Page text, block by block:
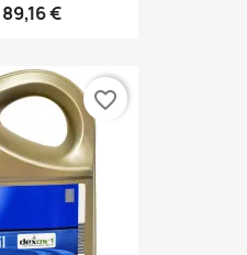
89,16 €
favorite_border